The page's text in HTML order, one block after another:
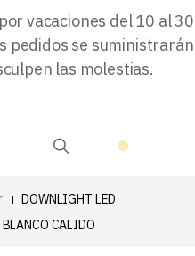
vacaciones del 10 al 30
pedidos se suministrarán
las molestias.
DOWNLIGHT LED
CALIDO